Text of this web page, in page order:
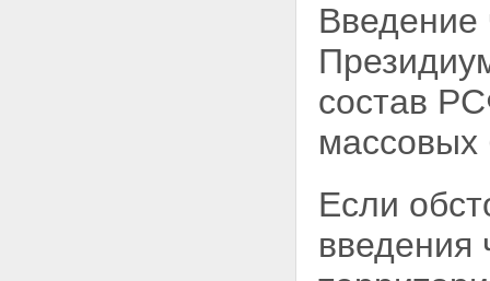
Введение
состав
массовых
Если
введения